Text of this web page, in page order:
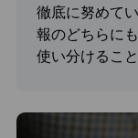
徹底に努めて
報のどちらに
使い分けるこ